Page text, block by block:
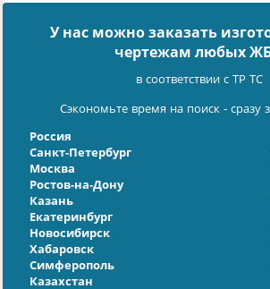
У нас можно заказать
чертежам любых
в соответствии с ТР ТС
Сэкономьте время на поиск - сразу
Россия
Санкт-Петербург
Москва
Ростов-на-Дону
Казань
Екатеринбург
Новосибирск
Хабаровск
Симферополь
Казахстан